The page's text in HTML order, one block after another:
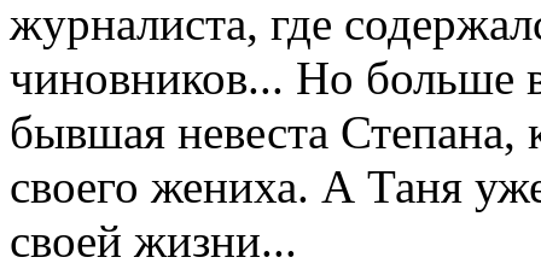
журналиста, где
чиновников... Но больше
бывшая невеста Степана,
своего жениха. А Таня
своей жизни...